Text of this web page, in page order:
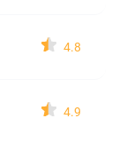
4.8
4.9